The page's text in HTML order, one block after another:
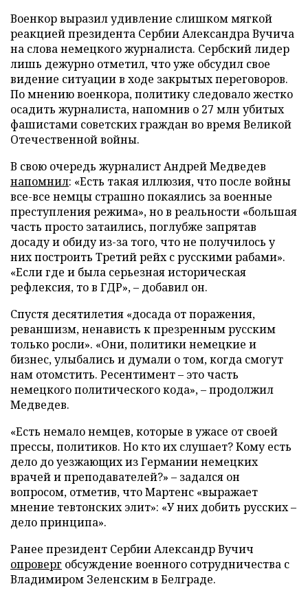
Военкор выразил удивление слишком мягкой
реакцией президента Сербии Александра Вучича
на слова немецкого журналиста. Сербский лидер
лишь дежурно отметил, что уже обсудил свое
видение ситуации в ходе закрытых переговоров.
По мнению военкора, политику следовало жестко
осадить журналиста, напомнив о 27 млн убитых
фашистами советских граждан во время Великой
Отечественной войны.
В свою очередь журналист Андрей Медведев
напомнил: «Есть такая иллюзия, что после войны
все-все немцы страшно покаялись за военные
преступления режима», но в реальности «большая
часть просто затаились, поглубже запрятав
досаду и обиду из-за того, что не получилось у
них построить Третий рейх с русскими рабами».
«Если где и была серьезная историческая
рефлексия, то в ГДР», – добавил он.
Спустя десятилетия «досада от поражения,
реваншизм, ненависть к презренным русским
только росли». «Они, политики немецкие и
бизнес, улыбались и думали о том, когда смогут
нам отомстить. Ресентимент – это часть
немецкого политического кода», – продолжил
Медведев.
«Есть немало немцев, которые в ужасе от своей
прессы, политиков. Но кто их слушает? Кому есть
дело до уезжающих из Германии немецких
врачей и преподавателей?» – задался он
вопросом, отметив, что Мартенс «выражает
мнение тевтонских элит»: «У них добить русских –
дело принципа».
Ранее президент Сербии Александр Вучич
опроверг обсуждение военного сотрудничества с
Владимиром Зеленским в Белграде.